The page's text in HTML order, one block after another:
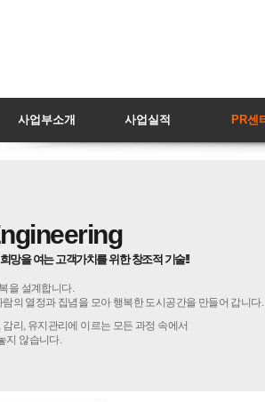
사업부소개 사업실적 PR센
망을여는고객가치를위한창조적기술!!
을설계합니다.
의열정과집념을모아행복한도시공간을만들어갑니다.
리,유지관리에이르는모든과정속에서
지않습니다.